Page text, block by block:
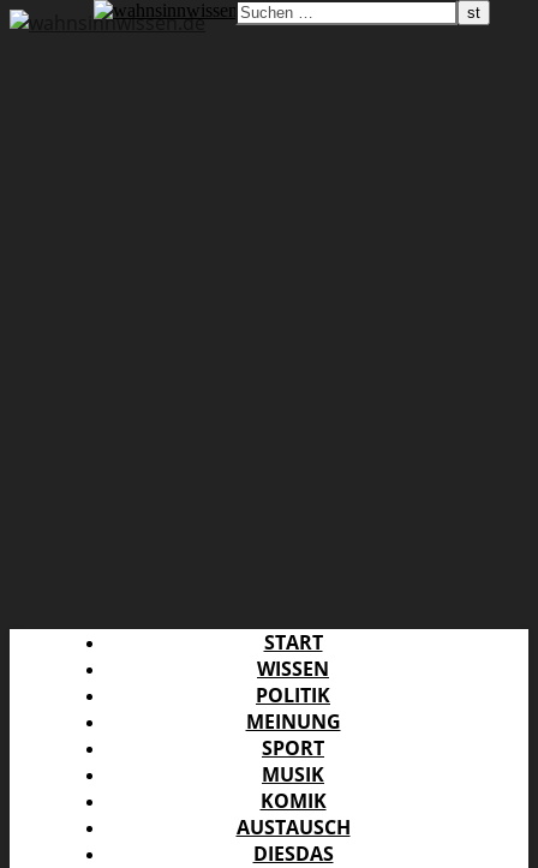
START
WISSEN
POLITIK
MEINUNG
SPORT
MUSIK
KOMIK
AUSTAUSCH
DIESDAS